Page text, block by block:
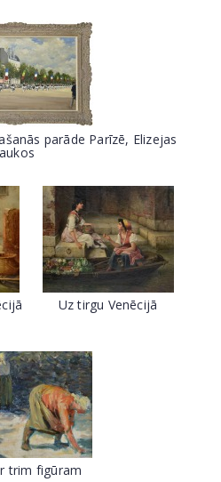
parāde Parīzē, Elizejas
Uz tirgu Venēcijā
trim figūram